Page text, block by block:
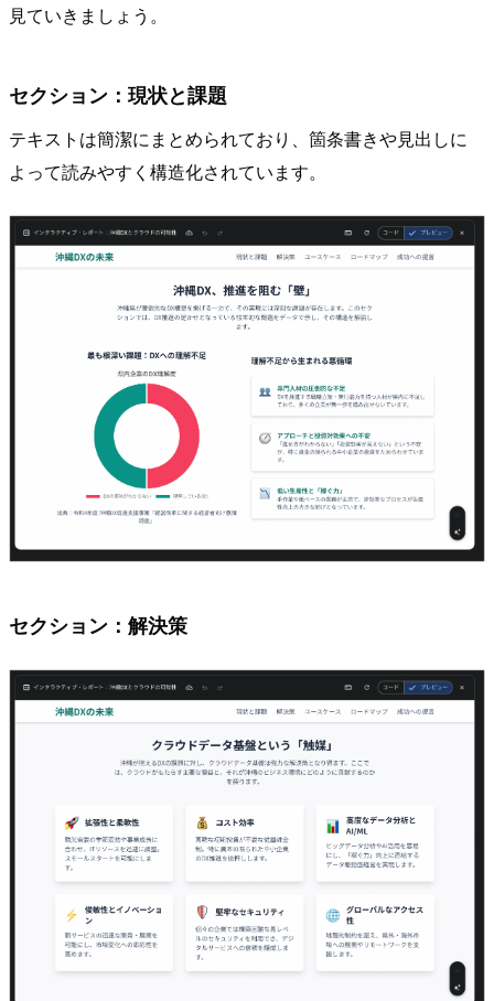
見ていきましょう。
セクション：現状と課題
テキストは簡潔にまとめられており、箇条書きや見出しに
よって読みやすく構造化されています。
セクション：解決策